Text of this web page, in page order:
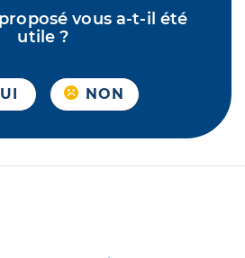
vous a-t-il été
utile ?
NON